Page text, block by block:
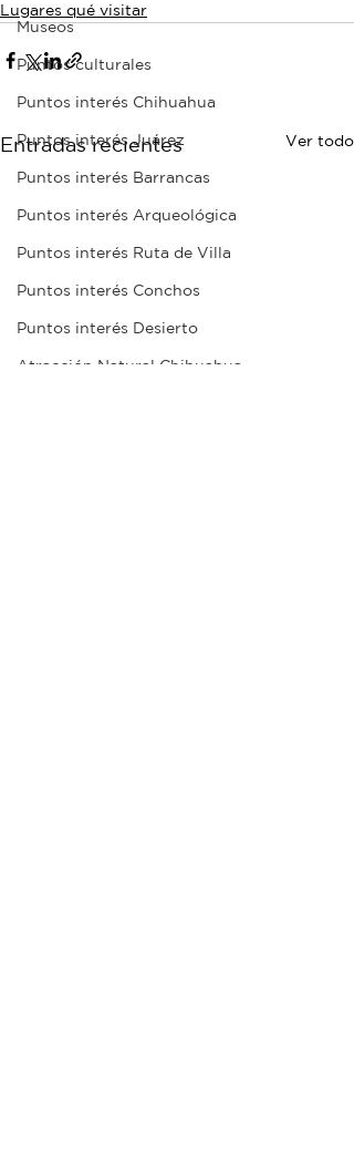
Museos
Puntos culturales
Puntos interés Chihuahua
Puntos interés Juárez
Puntos interés Barrancas
Puntos interés Arqueológica
Puntos interés Ruta de Villa
Puntos interés Conchos
Puntos interés Desierto
Atracción Natural Chihuahua
Lugares qué visitar
Entradas recientes Ver todo